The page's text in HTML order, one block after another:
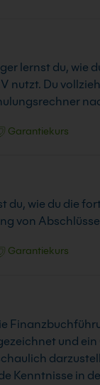
lernst du, wie
Du
Garantiekurs
du, wie du die
von
Garantiekurs
und
Kenntnisse in